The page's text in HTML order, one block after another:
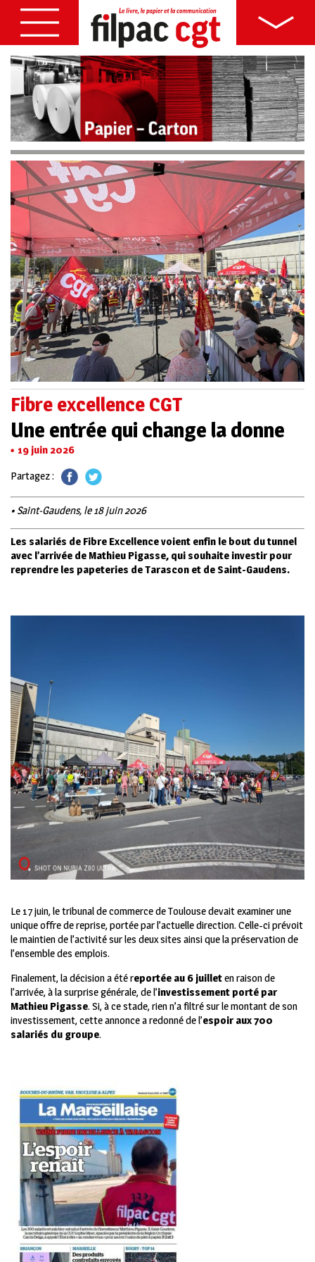
Fibre excellence CGT
Une entrée qui change la donne
19 juin 2026
Partagez :
• Saint-Gaudens, le 18 juin 2026
Les salariés de Fibre Excellence voient enfin le bout du tunnel
avec l’arrivée de Mathieu Pigasse, qui souhaite investir pour
reprendre les papeteries de Tarascon et de Saint-Gaudens.
Le 17 juin, le tribunal de commerce de Toulouse devait examiner une
unique offre de reprise, portée par l’actuelle direction. Celle-ci prévoit
le maintien de l’activité sur les deux sites ainsi que la préservation de
l’ensemble des emplois.
Finalement, la décision a été reportée au 6 juilleten raison de
l’arrivée, à la surprise générale, de l’investissement porté par
Mathieu Pigasse. Si, à ce stade, rien n’a filtré sur le montant de son
investissement, cette annonce a redonné de l’espoir aux 700
salariés du groupe.